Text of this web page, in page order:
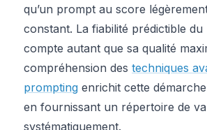
qu’un prompt au score
constant. La fiabilité prédictible du
compte autant que sa qualité
compréhension des techniques
prompting enrichit cette
en fournissant un répertoire de
systématiquement.